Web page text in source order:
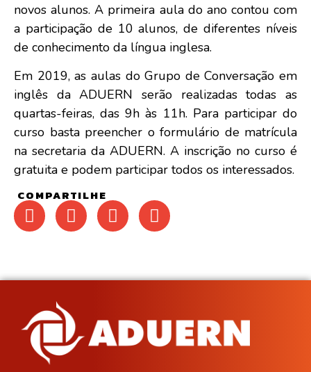
novos alunos. A primeira aula do ano contou com
a participação de 10 alunos, de diferentes níveis
de conhecimento da língua inglesa.
Em 2019, as aulas do Grupo de Conversação em
inglês da ADUERN serão realizadas todas as
quartas-feiras, das 9h às 11h. Para participar do
curso basta preencher o formulário de matrícula
na secretaria da ADUERN. A inscrição no curso é
gratuita e podem participar todos os interessados.
COMPARTILHE